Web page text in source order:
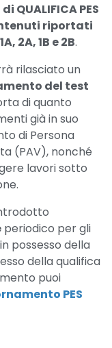
PES
riportati
2A, 1B e 2B.
rilasciato un
del test
di quanto
già in suo
di Persona
(PAV), nonché
lavori sotto
periodico per gli
possesso della
della qualifica
puoi
PES